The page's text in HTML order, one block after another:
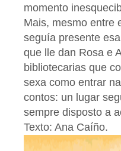
momento
Mais, mesmo entre
seguía presente
que lle dan Rosa e
bibliotecarias que
sexa como entrar
contos: un lugar
sempre disposto a
Texto: Ana Caíño.